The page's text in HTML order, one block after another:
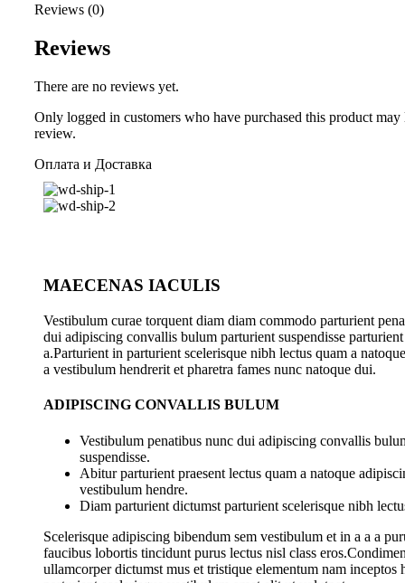
Reviews (0)
Reviews
There are no reviews yet.
Only logged in customers who have purchased this product may
review.
Оплата и Доставка
MAECENAS IACULIS
Vestibulum curae torquent diam diam commodo parturient
dui adipiscing convallis bulum parturient suspendisse parturient
a.Parturient in parturient scelerisque nibh lectus quam a
a vestibulum hendrerit et pharetra fames nunc natoque dui.
ADIPISCING CONVALLIS BULUM
Vestibulum penatibus nunc dui adipiscing convallis
suspendisse.
Abitur parturient praesent lectus quam a natoque
vestibulum hendre.
Diam parturient dictumst parturient scelerisque nibh
Scelerisque adipiscing bibendum sem vestibulum et in a a a
faucibus lobortis tincidunt purus lectus nisl class
ullamcorper dictumst mus et tristique elementum nam inceptos